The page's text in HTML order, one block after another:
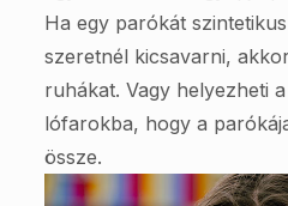
Ha egy parókát
szeretnél kicsavarni,
ruhákat. Vagy helyezheti
lófarokba, hogy a
össze.